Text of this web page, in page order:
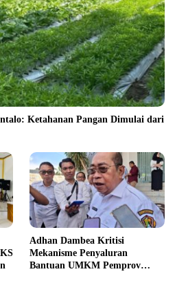
Ketahanan Pangan Dimulai dari
Adhan Dambea Kritisi
Mekanisme Penyaluran
Bantuan UMKM Pemprov